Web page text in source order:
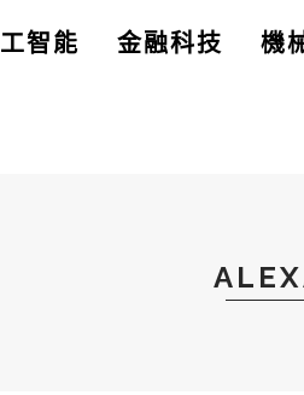
智能 金融科技 機